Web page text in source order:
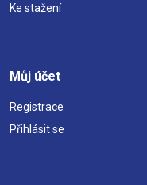
Ke stažení
Můj účet
Registrace
Přihlásit se